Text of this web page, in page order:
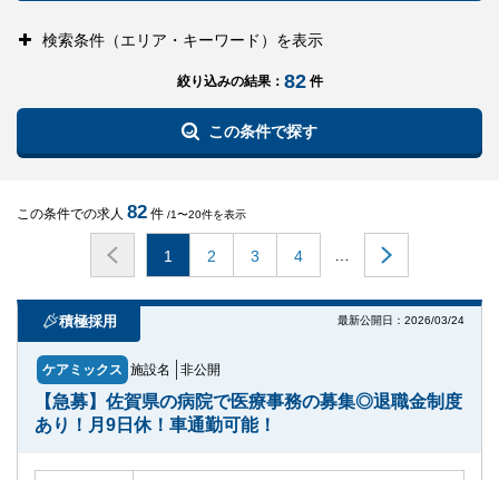
検索条件（エリア・キーワード）を表示
絞り込みの結果： 82 件
この条件で探す
この条件での求人 82 件 /1〜20件を表示
1 2 3 4
積極採用 最新公開日：2026/03/24
ケアミックス 施設名 非公開
【急募】佐賀県の病院で医療事務の募集◎退職金制度
あり！月9日休！車通勤可能！